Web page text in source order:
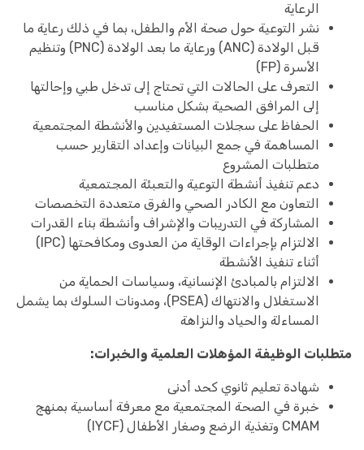
الرعاية
نشر التوعية حول صحة الأم والطفل، بما في ذلك رعاية ما
قبل الولادة (ANC) ورعاية ما بعد الولادة (PNC) وتنظيم
الأسرة (FP)
التعرف على الحالات التي تحتاج إلى تدخل طبي وإحالتها
إلى المرافق الصحية بشكل مناسب
الحفاظ على سجلات المستفيدين والأنشطة المجتمعية
المساهمة في جمع البيانات وإعداد التقارير حسب
متطلبات المشروع
دعم تنفيذ أنشطة التوعية والتعبئة المجتمعية
التعاون مع الكادر الصحي والفرق متعددة التخصصات
المشاركة في التدريبات والإشراف وأنشطة بناء القدرات
الالتزام بإجراءات الوقاية من العدوى ومكافحتها (IPC)
أثناء تنفيذ الأنشطة
الالتزام بالمبادئ الإنسانية، وسياسات الحماية من
الاستغلال والانتهاك (PSEA)، ومدونات السلوك بما يشمل
المساءلة والحياد والنزاهة
متطلبات الوظيفة المؤهلات العلمية والخبرات:
شهادة تعليم ثانوي كحد أدنى
خبرة في الصحة المجتمعية مع معرفة أساسية بمنهج
CMAM وتغذية الرضع وصغار الأطفال (IYCF)